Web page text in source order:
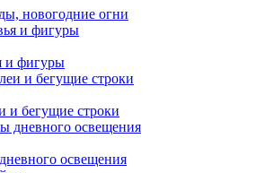
новогодние огни
и фигуры
и бегущие строки
освещения